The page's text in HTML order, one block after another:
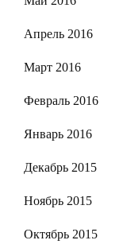
Апрель 2016
Март 2016
Февраль 2016
Январь 2016
Декабрь 2015
Ноябрь 2015
Октябрь 2015